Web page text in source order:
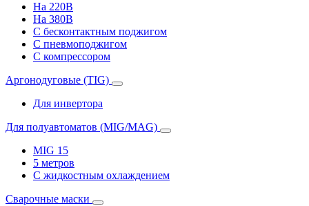
На 220В
На 380В
С бесконтактным поджигом
С пневмоподжигом
С компрессором
Аргонодуговые (TIG)
Для инвертора
Для полуавтоматов (MIG/MAG)
MIG 15
5 метров
С жидкостным охлаждением
Сварочные маски